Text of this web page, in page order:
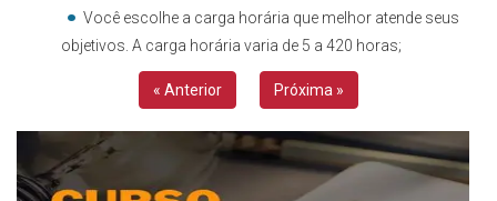
Você escolhe a carga horária que melhor atende seus
objetivos. A carga horária varia de 5 a 420 horas;
« Anterior Próxima »